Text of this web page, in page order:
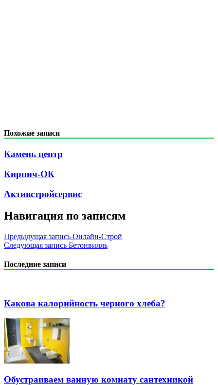
Похожие записи
Камень центр
Кирпич-ОК
Активстройсервис
Навигация по записям
Предыдущая запись Онлайн-Строй
Следующая запись Бетонвилль
Последние записи
Какова калорийность черного хлеба?
Обустраиваем ванную комнату сантехникой